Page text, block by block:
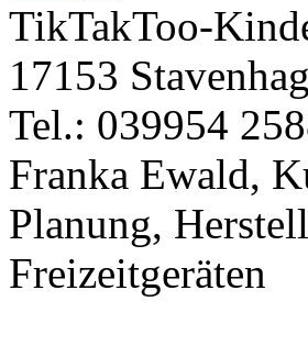
TikTakToo-
17153
Tel.: 039954
Franka Ewald,
Planung,
Freizeitgeräten